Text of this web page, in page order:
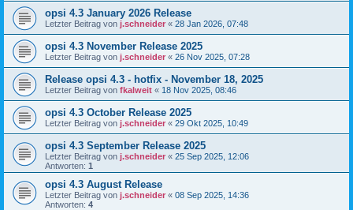
opsi 4.3 January 2026 Release
Letzter Beitrag von j.schneider « 28 Jan 2026, 07:48
opsi 4.3 November Release 2025
Letzter Beitrag von j.schneider « 26 Nov 2025, 07:28
Release opsi 4.3 - hotfix - November 18, 2025
Letzter Beitrag von fkalweit « 18 Nov 2025, 08:46
opsi 4.3 October Release 2025
Letzter Beitrag von j.schneider « 29 Okt 2025, 10:49
opsi 4.3 September Release 2025
Letzter Beitrag von j.schneider « 25 Sep 2025, 12:06
Antworten: 1
opsi 4.3 August Release
Letzter Beitrag von j.schneider « 08 Sep 2025, 14:36
Antworten: 4